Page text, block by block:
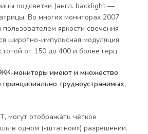
подсветки (англ. backlight —
Во многих мониторах 2007
пользователем яркости свечения
широтно-импульсная модуляция
от 150 до 400 и более герц.
мониторы имеют и множество
принципиально трудноустранимых,
могут отображать чёткое
в одном («штатном») разрешении.